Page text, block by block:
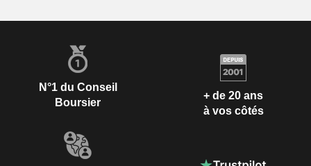
N°1 du Conseil
Boursier
+ de 20 ans
à vos côtés